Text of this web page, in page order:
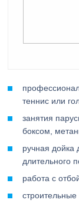
теннис или
занятия
боксом,
ручная
длительного
работа с